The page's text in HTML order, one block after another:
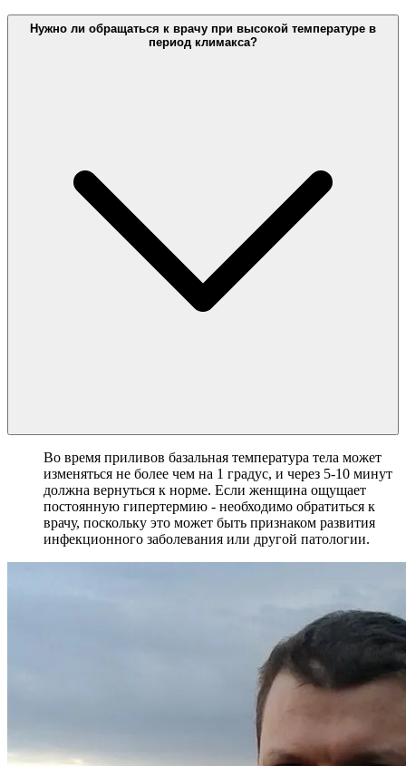
Нужно ли обращаться к врачу при высокой температуре в
период климакса?
Во время приливов базальная температура тела может
изменяться не более чем на 1 градус, и через 5-10 минут
должна вернуться к норме. Если женщина ощущает
постоянную гипертермию - необходимо обратиться к
врачу, поскольку это может быть признаком развития
инфекционного заболевания или другой патологии.